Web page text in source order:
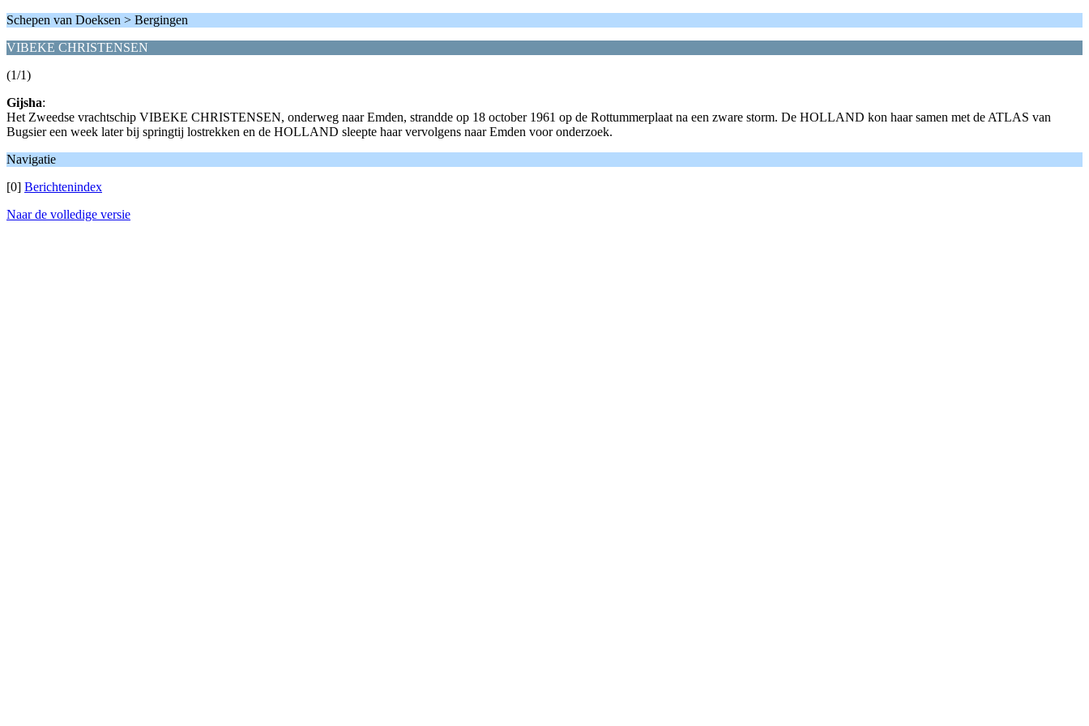
Schepen van Doeksen > Bergingen
VIBEKE CHRISTENSEN
(1/1)
Gijsha:
Het Zweedse vrachtschip VIBEKE CHRISTENSEN, onderweg naar Emden, strandde op 18 october 1961 op de Rottummerplaat na een zware storm. De HOLLAND kon haar samen met de ATLAS van
Bugsier een week later bij springtij lostrekken en de HOLLAND sleepte haar vervolgens naar Emden voor onderzoek.
Navigatie
[0] Berichtenindex
Naar de volledige versie